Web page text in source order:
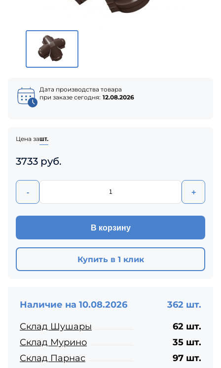
Дата производства товара
при заказе сегодня: 12.08.2026
Цена зашт.
3733 руб.
- +
В корзину
Купить в 1 клик
Наличие на 10.08.2026
362 шт.
Склад Шушары
62 шт.
Склад Мурино
35 шт.
Склад Парнас
97 шт.